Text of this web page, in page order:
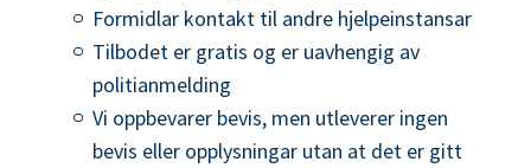
Formidlar kontakt til andre hjelpeinstansar
Tilbodet er gratis og er uavhengig av
politianmelding
Vi oppbevarer bevis, men utleverer ingen
bevis eller opplysningar utan at det er gitt